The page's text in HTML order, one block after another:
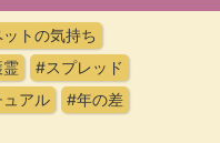
トの気持ち
#スプレッド
アル
#年の差